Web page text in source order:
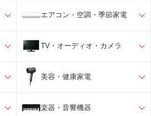
エアコン・空調・季節家電
TV・オーディオ・カメラ
美容・健康家電
楽器・音響機器